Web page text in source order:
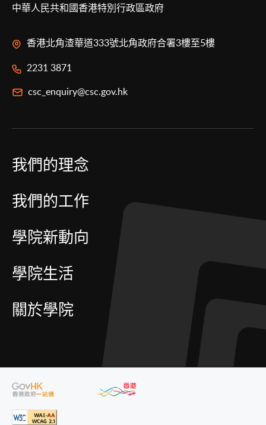
中華人民共和國香港特別行政區政府
香港北角渣華道333號北角政府合署3樓至5樓
2231 3871
csc_enquiry@csc.gov.hk
我們的理念
我們的工作
學院新動向
學院生活
關於學院